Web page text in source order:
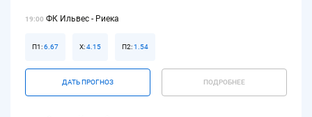
19:00 ФК Ильвес - Риека
ДАТЬ ПРОГНОЗ
П1:6.67 Х:4.15 П2:1.54
ПОДРОБНЕЕ